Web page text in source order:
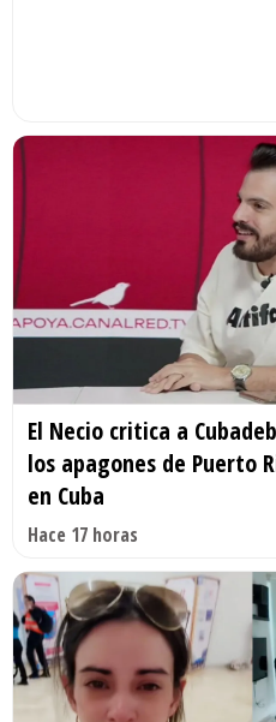
El Necio critica a
los apagones de Puerto
en Cuba
Hace 17 horas